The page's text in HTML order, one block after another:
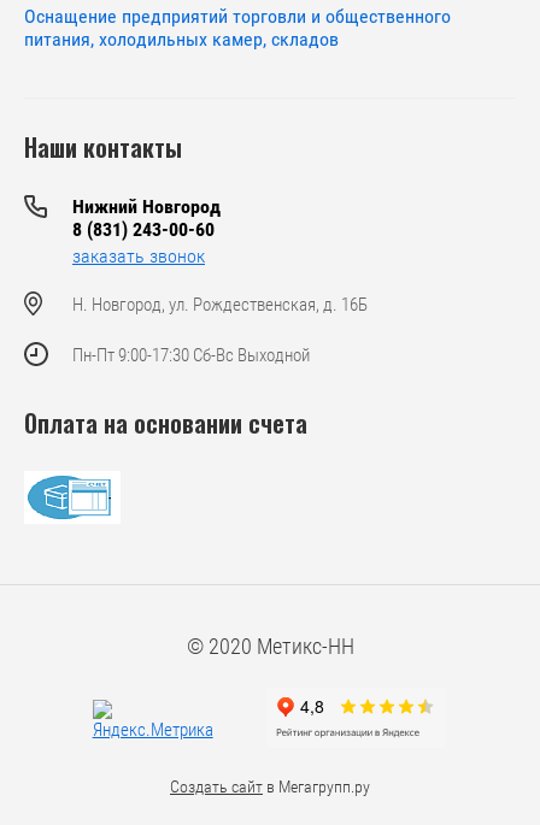
Оснащение предприятий торговли и общественного
питания, холодильных камер, складов
Наши контакты
Нижний Новгород
8 (831) 243-00-60
заказать звонок
Н. Новгород, ул. Рождественская, д. 16Б
Пн-Пт 9:00-17:30 Сб-Вс Выходной
Оплата на основании счета
© 2020 Метикс-НН
Создать сайт в Мегагрупп.ру